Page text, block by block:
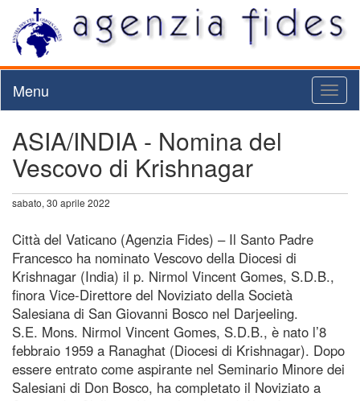
Menu
ASIA/INDIA - Nomina del
Vescovo di Krishnagar
sabato, 30 aprile 2022
Città del Vaticano (Agenzia Fides) – Il Santo Padre
Francesco ha nominato Vescovo della Diocesi di
Krishnagar (India) il p. Nirmol Vincent Gomes, S.D.B.,
finora Vice-Direttore del Noviziato della Società
Salesiana di San Giovanni Bosco nel Darjeeling.
S.E. Mons. Nirmol Vincent Gomes, S.D.B., è nato l’8
febbraio 1959 a Ranaghat (Diocesi di Krishnagar). Dopo
essere entrato come aspirante nel Seminario Minore dei
Salesiani di Don Bosco, ha completato il Noviziato a